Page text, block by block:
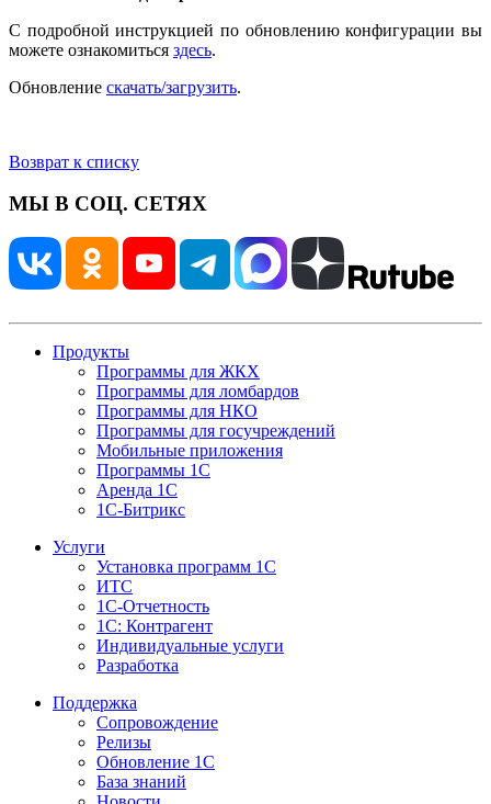
С подробной инструкцией по обновлению конфигурации вы
можете ознакомиться здесь.
Обновление скачать/загрузить.
Возврат к списку
МЫ В СОЦ. СЕТЯХ
Продукты
Программы для ЖКХ
Программы для ломбардов
Программы для НКО
Программы для госучреждений
Мобильные приложения
Программы 1С
Аренда 1С
1С-Битрикс
Услуги
Установка программ 1С
ИТС
1С-Отчетность
1С: Контрагент
Индивидуальные услуги
Разработка
Поддержка
Сопровождение
Релизы
Обновление 1С
База знаний